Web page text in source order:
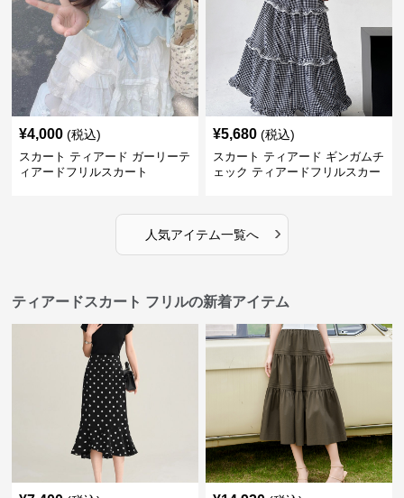
¥4,000 (税込)
スカート ティアード ガーリーテ
ィアードフリルスカート
¥5,680 (税込)
スカート ティアード ギンガムチ
ェック ティアードフリルスカー
人気アイテム一覧へ ›
ティアードスカート フリルの新着アイテム